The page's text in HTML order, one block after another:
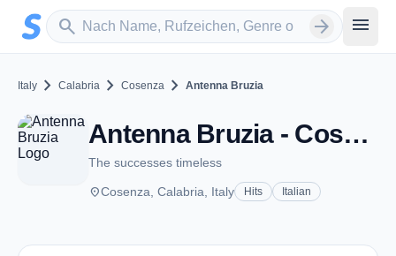
Zum Hauptinhalt springen
search
Sender suchen arrow_forward menu
Italy chevron_right Calabria chevron_right Cosenza chevron_right Antenna Bruzia
Antenna Bruzia - Cosenza
The successes timeless
placeCosenza, Calabria, Italy Hits Italian